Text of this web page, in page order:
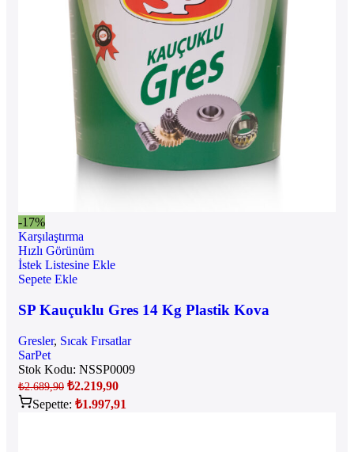
-17%
Karşılaştırma
Hızlı Görünüm
İstek Listesine Ekle
Sepete Ekle
SP Kauçuklu Gres 14 Kg Plastik Kova
Gresler, Sıcak Fırsatlar
SarPet
Stok Kodu: NSSP0009
₺2.689,90 ₺2.219,90
Sepette: ₺1.997,91